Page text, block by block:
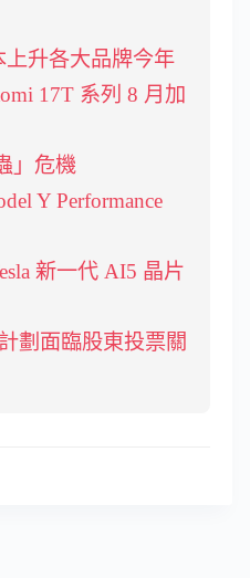
升各大品牌今年
17T 系列 8 月加
」危機
Y Performance
新一代 AI5 晶片
劃面臨股東投票關